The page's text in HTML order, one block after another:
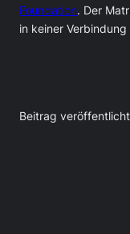
Foundation. Der
in keiner
Beitrag veröffentlicht